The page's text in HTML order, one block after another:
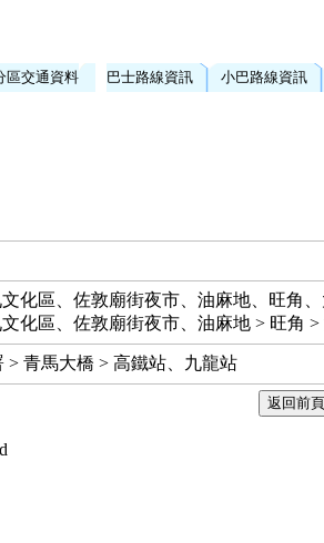
區交通資料 巴士路線資訊 小巴路線資訊
化區、佐敦廟街夜市、油麻地、旺角
化區、佐敦廟街夜市、油麻地 > 旺角
> 青馬大橋 > 高鐵站、九龍站